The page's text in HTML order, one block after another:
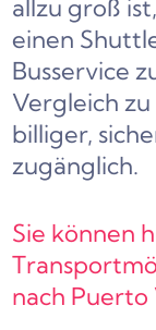
allzu groß
einen
Busservice
Vergleich
billiger,
zugänglich.
Sie können
nach Puerto